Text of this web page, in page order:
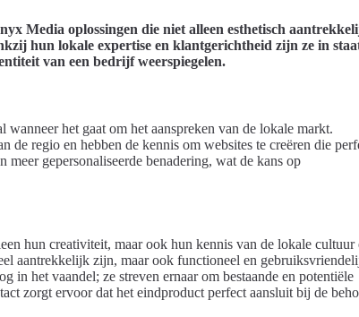
Media oplossingen die niet alleen esthetisch
hun lokale expertise en klantgerichtheid zijn ze in
van een bedrijf weerspiegelen.
het gaat om het aanspreken van de lokale markt.
de regio en hebben de kennis om websites te creëren die
gepersonaliseerde benadering, wat de kans op
hun creativiteit, maar ook hun kennis van de lokale cultuur
aantrekkelijk zijn, maar ook functioneel en
in het vaandel; ze streven ernaar om bestaande en potentiële
zorgt ervoor dat het eindproduct perfect aansluit bij de